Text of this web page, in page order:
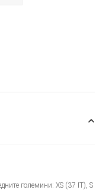
големини: XS (37 IT), S